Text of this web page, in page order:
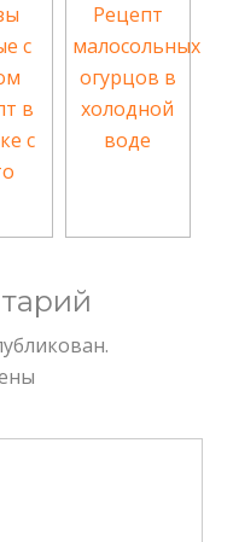
с
в
с
Рецепт
малосольных
огурцов в
холодной
воде